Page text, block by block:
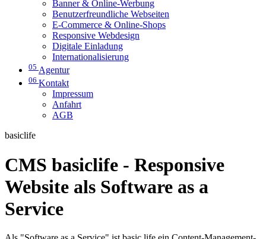
Banner & Online-Werbung
Benutzerfreundliche Webseiten
E-Commerce & Online-Shops
Responsive Webdesign
Digitale Einladung
Internationalisierung
05 Agentur
06 Kontakt
Impressum
Anfahrt
AGB
basiclife
CMS basiclife - Responsive
Website als Software as a
Service